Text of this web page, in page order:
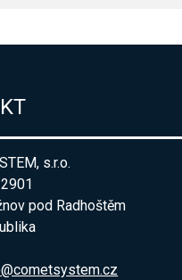
s.r.o.
pod Radhoštěm